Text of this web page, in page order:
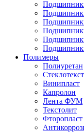
Полимеры
Полиуретан
Винипласт
Капролон
Лента ФУМ
Текстолит
Фторопласт